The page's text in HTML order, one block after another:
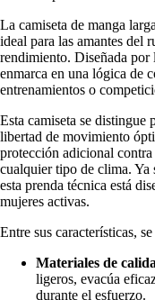
La camiseta de manga
ideal para las amantes del
rendimiento. Diseñada por
enmarca en una lógica de
entrenamientos o
Esta camiseta se distingue
libertad de movimiento
protección adicional
cualquier tipo de clima. Ya
esta prenda técnica está
mujeres activas.
Entre sus características,
Materiales de
ligeros, evacúa
durante el esfuerzo.